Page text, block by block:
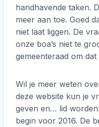
handhavende taken.
meer aan toe. Goed
niet laat liggen. De
onze boa’s niet te
gemeenteraad om
Wil je meer weten
deze website kun je
geven en… lid
begin voor 2016. De